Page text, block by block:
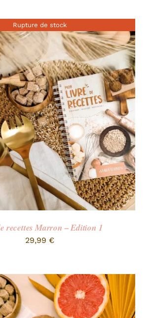
Rupture de stock
recettes Marron – Edition 1
29,99 €